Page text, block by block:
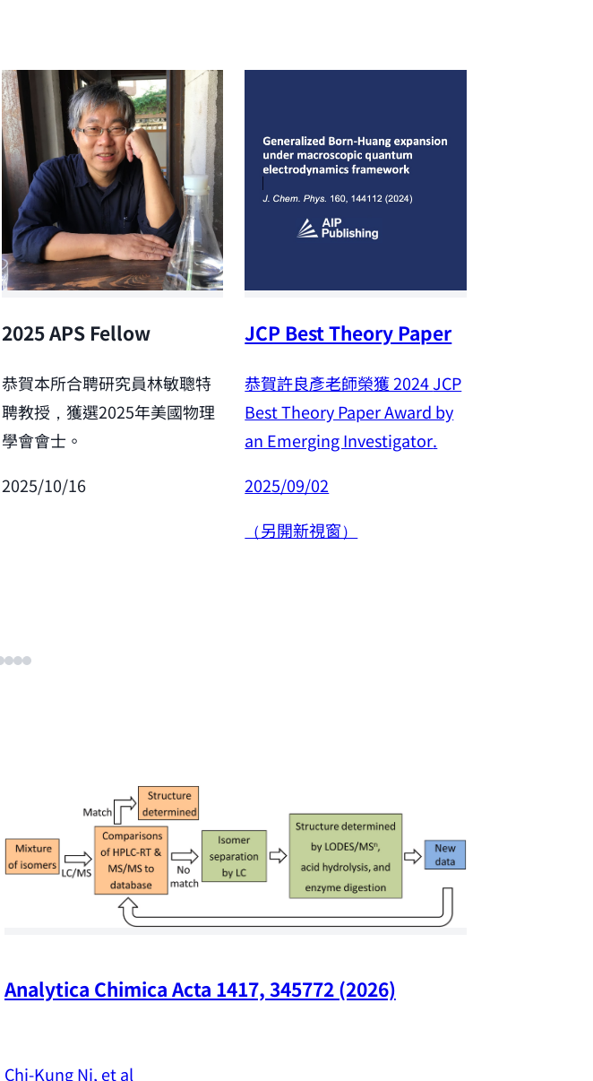
2025 APS Fellow
恭賀本所合聘研究員林敏聰特
聘教授，獲選2025年美國物理
學會會士。
2025/10/16
JCP Best Theory Paper
恭賀許良彥老師榮獲 2024JCP
Best Theory Paper Award by
an Emerging Investigator.
2025/09/02
（另開新視窗）
Analytica Chimica Acta 1417, 345772 (2026)
Chi-Kung Ni, et al